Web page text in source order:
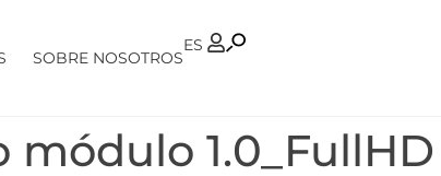
SOBRE NOSOTROS
ES
PT
1.0_FullHD